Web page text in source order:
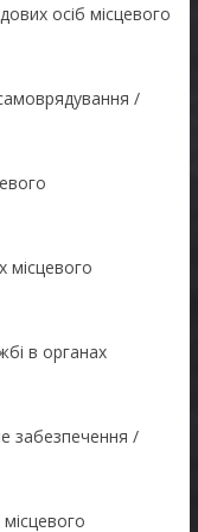
осіб місцевого
/
місцевого
в органах
забезпечення /